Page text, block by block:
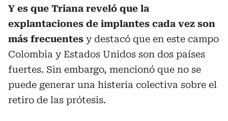
Y es que Triana reveló que la
explantaciones de implantes cada vez son
más frecuentes y destacó que en este campo
Colombia y Estados Unidos son dos países
fuertes. Sin embargo, mencionó que no se
puede generar una histeria colectiva sobre el
retiro de las prótesis.